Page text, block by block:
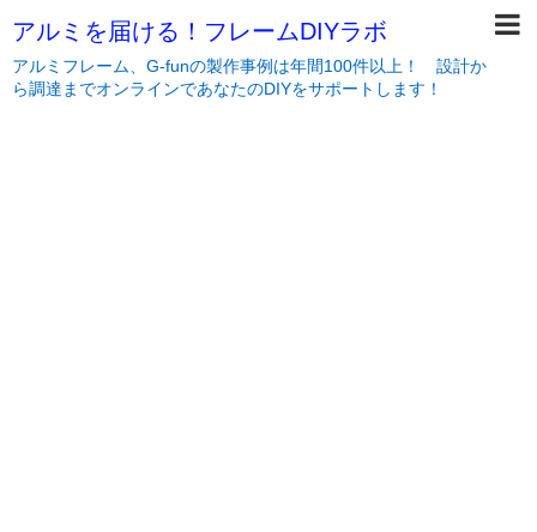
アルミを届ける！フレームDIYラボ
アルミフレーム、G-funの製作事例は年間100件以上！ 設計か
ら調達までオンラインであなたのDIYをサポートします！